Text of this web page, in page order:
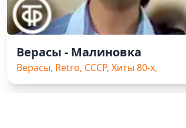
Верасы - Малиновка
Верасы, Retro, СССР, Хиты 80-х,
Russian Music